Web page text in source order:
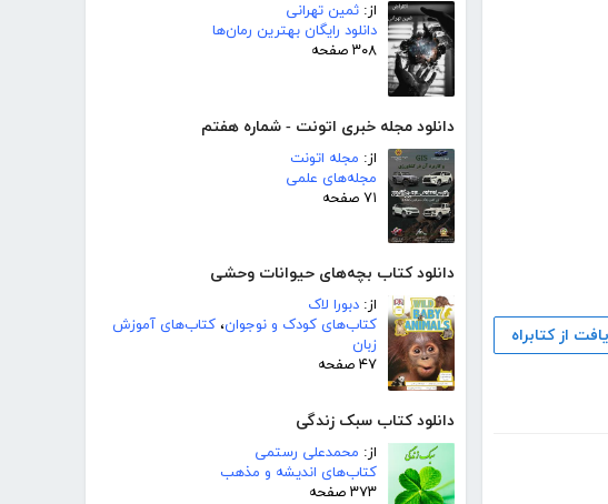
از: ثمین تهرانی
دانلود رایگان بهترین رمان‌ها
۳۰۸ صفحه
دانلود مجله خبری اتونت - شماره هفتم
از: مجله اتونت
مجله‌های علمی
۷۱ صفحه
دانلود کتاب بچه‌های حیوانات وحشی
از: دبورا لاک
کتاب‌های کودک و نوجوان، کتاب‌های آموزش
زبان
۴۷ صفحه
دانلود کتاب سبک زندگی
از: محمدعلی رستمی
کتاب‌های اندیشه و مذهب
۳۷۳ صفحه
از کتابراه